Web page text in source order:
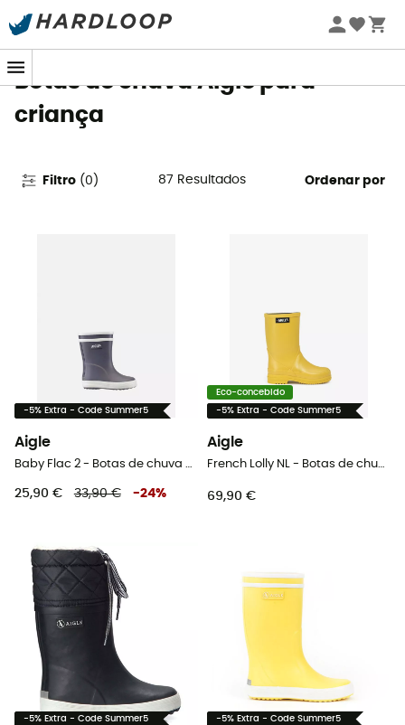
Promoções de verão 🔥 -5% EXTRA a partir de 2 produtos*
Botas de chuva Aigle para
criança
Filtro (0 ) 87 Resultados Ordenar por
-5% Extra - Code Summer5
Aigle
Baby Flac 2 - Botas de chuva criança
25,90 € 33,90 € -24%
Eco-concebido
-5% Extra - Code Summer5
Aigle
French Lolly NL - Botas de chuva criança
69,90 €
-5% Extra - Code Summer5 -5% Extra - Code Summer5